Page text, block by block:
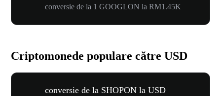
conversie de la 1 GOOGLON la RM1.45K
Criptomonede populare către USD
conversie de la SHOPON la USD